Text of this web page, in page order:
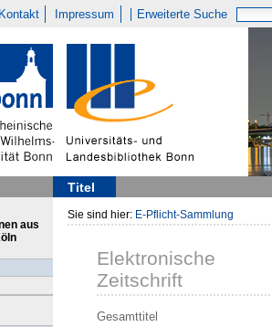
Kontakt Impressum Erweiterte Suche
Titel
aus
Sie sind hier: E-Pflicht-Sammlung
Elektronische
Zeitschrift
Gesamttitel